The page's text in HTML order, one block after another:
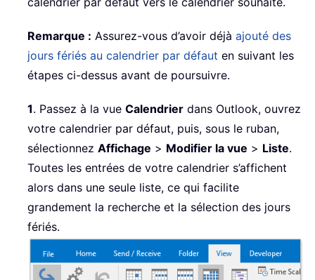
Remarque : Assurez-vous d’avoir déjà ajouté des
jours fériés au calendrier par défaut en suivant les
étapes ci-dessus avant de poursuivre.
1. Passez à la vue Calendrier dans Outlook, ouvrez
votre calendrier par défaut, puis, sous le ruban,
sélectionnez Affichage > Modifier la vue > Liste.
Toutes les entrées de votre calendrier s’affichent
alors dans une seule liste, ce qui facilite
grandement la recherche et la sélection des jours
fériés.